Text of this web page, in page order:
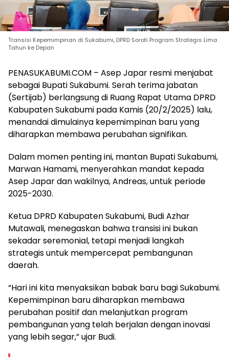
Transisi Kepemimpinan di Sukabumi, DPRD Soroti Program Strategis Lima
Tahun ke Depan
PENASUKABUMI.COM – Asep Japar resmi menjabat
sebagai Bupati Sukabumi. Serah terima jabatan
(Sertijab) berlangsung di Ruang Rapat Utama DPRD
Kabupaten Sukabumi pada Kamis (20/2/2025) lalu,
menandai dimulainya kepemimpinan baru yang
diharapkan membawa perubahan signifikan.
Dalam momen penting ini, mantan Bupati Sukabumi,
Marwan Hamami, menyerahkan mandat kepada
Asep Japar dan wakilnya, Andreas, untuk periode
2025-2030.
Ketua DPRD Kabupaten Sukabumi, Budi Azhar
Mutawali, menegaskan bahwa transisi ini bukan
sekadar seremonial, tetapi menjadi langkah
strategis untuk mempercepat pembangunan
daerah.
“Hari ini kita menyaksikan babak baru bagi Sukabumi.
Kepemimpinan baru diharapkan membawa
perubahan positif dan melanjutkan program
pembangunan yang telah berjalan dengan inovasi
yang lebih segar,” ujar Budi.